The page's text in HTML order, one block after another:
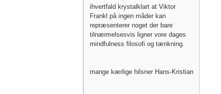
ihvertfald krystalklart at Viktor
Frankl på ingen måder kan
repræsenterer noget der bare
tilnærmelsesvis ligner vore dages
mindfulness filosofi og tænkning.
mange kærlige hilsner Hans-Kristian